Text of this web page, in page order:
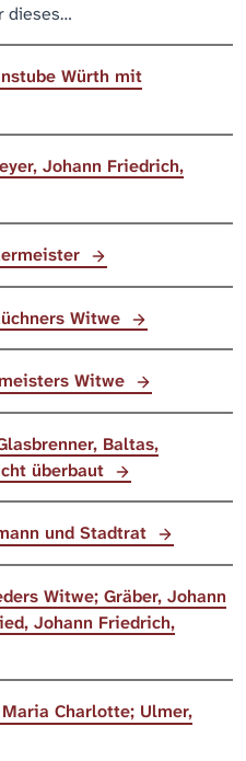
dieses…
Würth mit
Johann Friedrich,
Witwe
Witwe
Baltas,
überbaut
und Stadtrat
Witwe; Gräber, Johann
Johann Friedrich,
Charlotte; Ulmer,